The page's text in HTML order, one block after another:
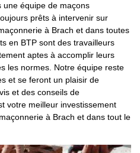
une équipe de maçons
prêts à intervenir sur
à Brach et dans toutes
en BTP sont des travailleurs
aptes à accomplir leurs
les normes. Notre équipe reste
et se feront un plaisir de
et des conseils de
votre meilleur investissement
à Brach et dans tout le